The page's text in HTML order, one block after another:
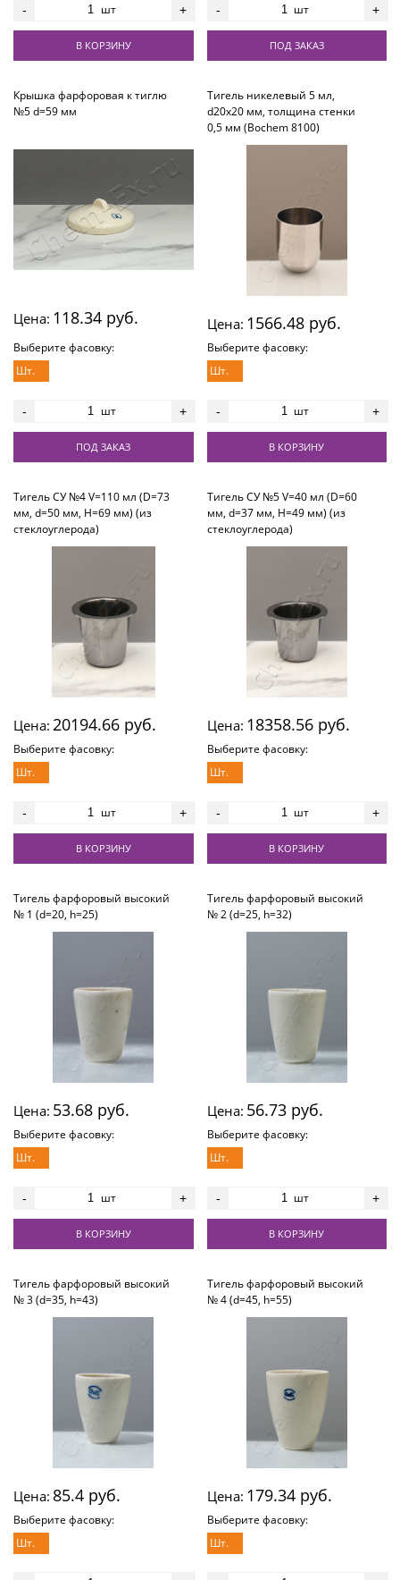
- шт +
В КОРЗИНУ
- шт +
ПОД ЗАКАЗ
Крышка фарфоровая к тиглю
№5 d=59 мм
Цена: 118.34 руб.
Выберите фасовку:
Шт.
- шт +
ПОД ЗАКАЗ
Тигель никелевый 5 мл,
d20х20 мм, толщина стенки
0,5 мм (Bochem 8100)
Цена: 1566.48 руб.
Выберите фасовку:
Шт.
- шт +
В КОРЗИНУ
Тигель СУ №4 V=110 мл (D=73
мм, d=50 мм, H=69 мм) (из
стеклоуглерода)
Цена: 20194.66 руб.
Выберите фасовку:
Шт.
- шт +
В КОРЗИНУ
Тигель СУ №5 V=40 мл (D=60
мм, d=37 мм, H=49 мм) (из
стеклоуглерода)
Цена: 18358.56 руб.
Выберите фасовку:
Шт.
- шт +
В КОРЗИНУ
Тигель фарфоровый высокий
№ 1 (d=20, h=25)
Цена: 53.68 руб.
Выберите фасовку:
Шт.
- шт +
В КОРЗИНУ
Тигель фарфоровый высокий
№ 2 (d=25, h=32)
Цена: 56.73 руб.
Выберите фасовку:
Шт.
- шт +
В КОРЗИНУ
Тигель фарфоровый высокий
№ 3 (d=35, h=43)
Цена: 85.4 руб.
Выберите фасовку:
Шт.
Тигель фарфоровый высокий
№ 4 (d=45, h=55)
Цена: 179.34 руб.
Выберите фасовку:
Шт.